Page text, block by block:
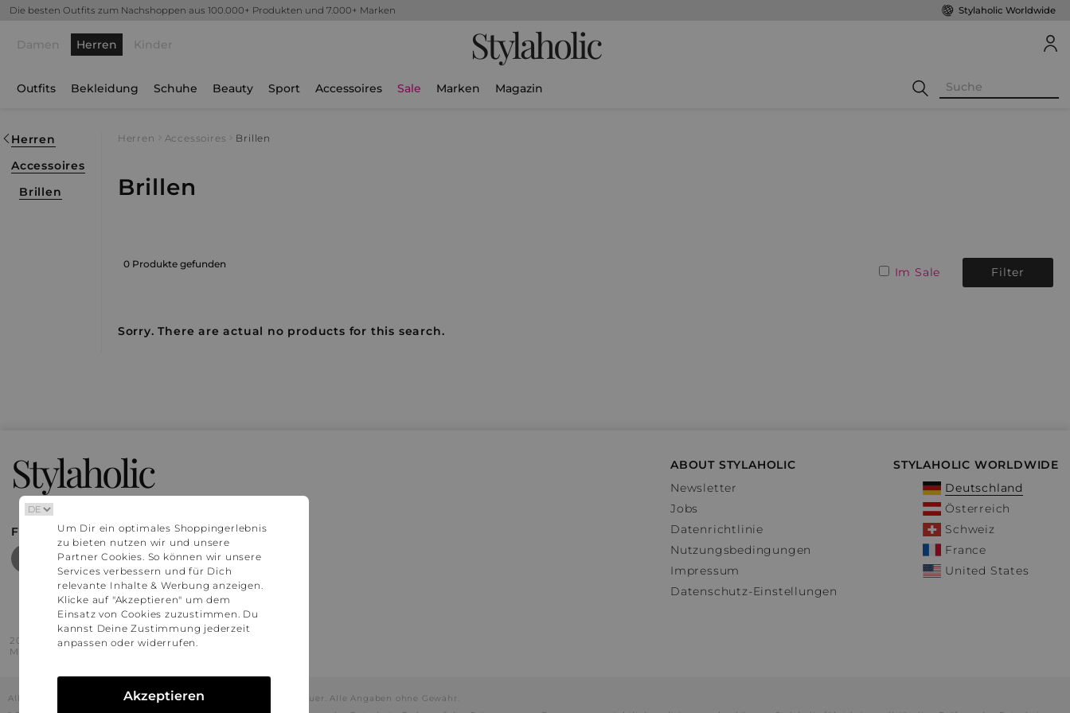
Die besten Outfits zum Nachshoppen aus 100.000+ Produkten und 7.000+ Marken Stylaholic Worldwide
Damen Herren Kinder Stylaholic
Outfits Bekleidung Schuhe Beauty Sport Accessoires Sale Marken Magazin
Herren
Accessoires
Brillen
Herren Accessoires Brillen
Brillen
0 Produkte gefunden
Im Sale Filter
Sorry. There are actual no products for this search.
Stylaholic
FIND MORE INSPIRATION
ABOUT STYLAHOLIC
Newsletter
Jobs
Datenrichtlinie
Nutzungsbedingungen
Impressum
Datenschutz-Einstellungen
STYLAHOLIC WORLDWIDE
Deutschland
Österreich
Schweiz
France
United States
2016 - 2026 © Stylaholic.
Made for you with love in munich.
Alle Preise inkl. der jeweils geltenden gesetzlichen Mehrwertsteuer. Alle Angaben ohne Gewähr.
Um Dir ein optimales Shoppingerlebnis
zu bieten nutzen wir und unsere
Partner Cookies. So können wir unsere
Services verbessern und für Dich
relevante Inhalte & Werbung anzeigen.
Klicke auf "Akzeptieren" um dem
Einsatz von Cookies zuzustimmen. Du
kannst Deine Zustimmung jederzeit
anpassen oder widerrufen.
Akzeptieren